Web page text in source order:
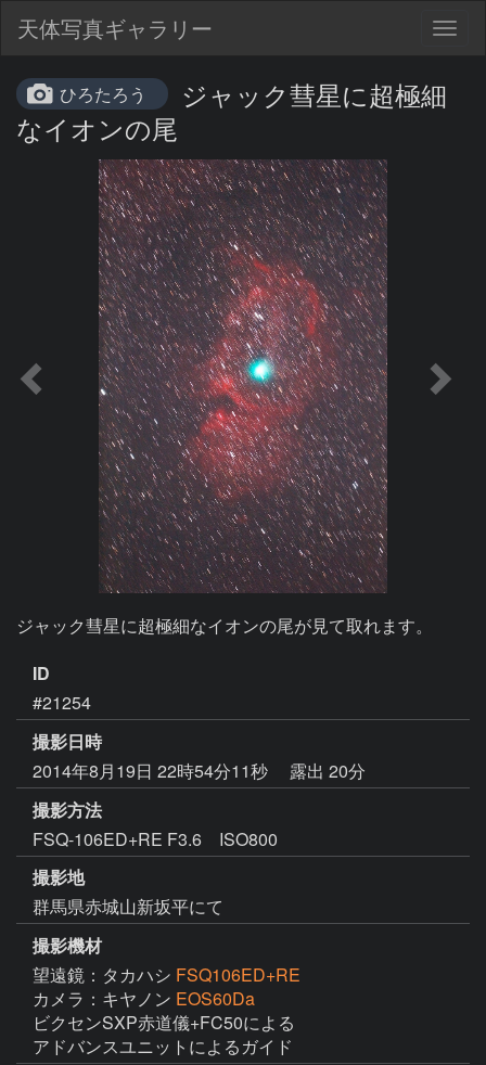
天体写真ギャラリー
ひろたろう
ジャック彗星に超極細
なイオンの尾
ジャック彗星に超極細なイオンの尾が見て取れます。
ID
#21254
撮影日時
2014年8月19日 22時54分11秒
露出 20分
撮影方法
FSQ-106ED+RE F3.6 ISO800
撮影地
群馬県赤城山新坂平にて
撮影機材
望遠鏡：タカハシ FSQ106ED+RE
カメラ：キヤノン EOS60Da
ビクセンSXP赤道儀+FC50による
アドバンスユニットによるガイド